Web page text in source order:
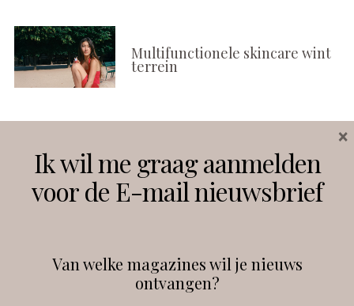
Multifunctionele skincare wint
terrein
Instagram Facebook
debeautyprofessional
Ik wil me graag aanmelden
voor de E-mail nieuwsbrief
Van welke magazines wil je nieuws
ontvangen?
×